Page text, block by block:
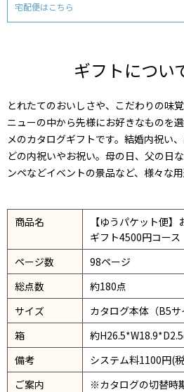
宅配便はこちら
ギフトについ
とれたてのおいしさや、こだわりの味
ニューの中から先様にお好きなものを
メのカタログギフトです。結婚内祝い
どの内祝いやお祝い。母の日、父の日
ンペなどイベントの景品など、様々な
商品名
【ゆうパケット便
ギフト4500円コース
ページ数
98ページ
総点数
約180点
サイズ
カタログ本体（B5サ
箱
約
備考
システム料1100円(
ご案内
※カタログの切替時